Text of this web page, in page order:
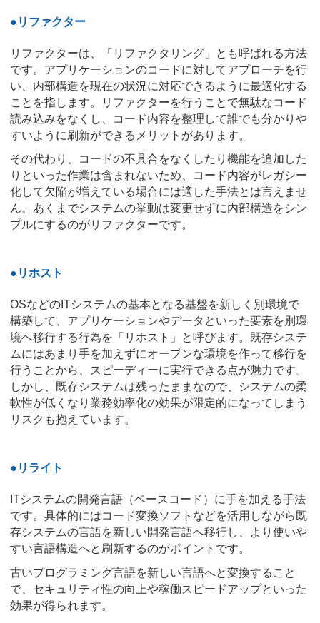
●リファクター
リファクターは、「リファクタリング」とも呼ばれる方法
です。アプリケーションのコードに対してアプローチを行
い、内部構造を現在の状況に対応できるように最適化する
ことを指します。リファクターを行うことで無駄なコード
読み込みをなくし、コード内容を整理して誰でも分かりや
すいように刷新ができるメリットがあります。
その代わり、コードの不具合をなくしたり機能を追加した
りといった作業は含まれないため、コード内容がレガシー
化して欠陥が増えている場合には適した手法とは言えませ
ん。あくまでシステムの挙動は変更せずに内部構造をシン
プルにするのがリファクターです。
●リホスト
OSなどのITシステムの基本となる基盤を新しく別環境で
構築して、アプリケーションやデータといった要素を別環
境へ移行する行為を「リホスト」と呼びます。既存システ
ムにはあまり手を加えずにオープンな環境を作って移行を
行うことから、スピーディーに実行できる点が魅力です。
しかし、既存システムは残ったままなので、システムの柔
軟性が低くなり業務効率化の効果が限定的になってしまう
リスクも抱えています。
●リライト
ITシステムの開発言語（ベースコード）に手を加える手法
です。具体的にはコード変換ソフトなどを活用しながら既
存システムの言語を新しい開発言語へ移行し、より使いや
すい言語構造へと刷新するのがポイントです。
古いプログラミング言語を新しい言語へと変換すること
で、セキュリティ性の向上や稼働スピードアップといった
効果が得られます。